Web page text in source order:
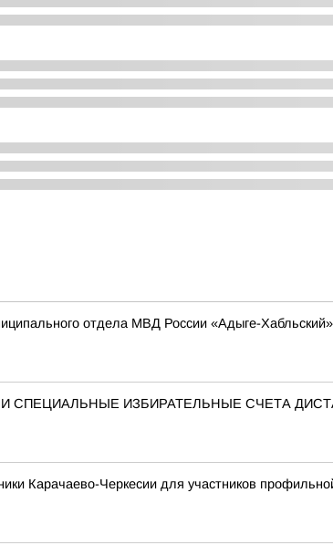
отдела МВД России «Адыге-
СПЕЦИАЛЬНЫЕ ИЗБИРАТЕЛЬНЫЕ СЧЕТА
Карачаево-Черкесии для участников